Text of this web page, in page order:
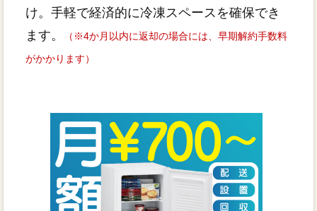
け。手軽で経済的に冷凍スペースを確保でき
ます。
（※4か月以内に返却の場合には、早期解約手数料
がかかります）